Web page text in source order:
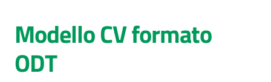
cura
AUSL
Modello CV formato
ODT